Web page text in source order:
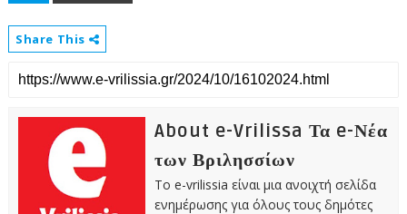
Share This
About e-Vrilissa Τα e-Νέα
των Βριλησσίων
Το e-vrilissia είναι μια ανοιχτή σελίδα
ενημέρωσης για όλους τους δημότες